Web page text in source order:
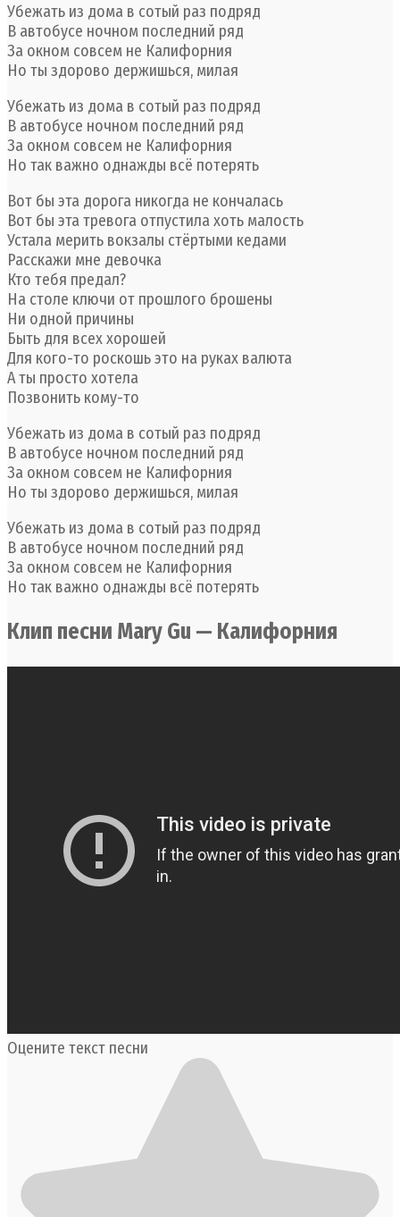
Убежать из дома в сотый раз подряд
В автобусе ночном последний ряд
За окном совсем не Калифорния
Но ты здорово держишься, милая
Убежать из дома в сотый раз подряд
В автобусе ночном последний ряд
За окном совсем не Калифорния
Но так важно однажды всё потерять
Вот бы эта дорога никогда не кончалась
Вот бы эта тревога отпустила хоть малость
Устала мерить вокзалы стёртыми кедами
Расскажи мне девочка
Кто тебя предал?
На столе ключи от прошлого брошены
Ни одной причины
Быть для всех хорошей
Для кого-то роскошь это на руках валюта
А ты просто хотела
Позвонить кому-то
Убежать из дома в сотый раз подряд
В автобусе ночном последний ряд
За окном совсем не Калифорния
Но ты здорово держишься, милая
Убежать из дома в сотый раз подряд
В автобусе ночном последний ряд
За окном совсем не Калифорния
Но так важно однажды всё потерять
Клип песни Mary Gu — Калифорния
Оцените текст песни